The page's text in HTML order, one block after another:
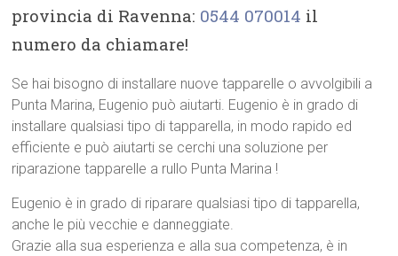
provincia di Ravenna: 0544 070014 il
numero da chiamare!
Se hai bisogno di installare nuove tapparelle o avvolgibili a
Punta Marina, Eugenio può aiutarti. Eugenio è in grado di
installare qualsiasi tipo di tapparella, in modo rapido ed
efficiente e può aiutarti se cerchi una soluzione per
riparazione tapparelle a rullo Punta Marina !
Eugenio è in grado di riparare qualsiasi tipo di tapparella,
anche le più vecchie e danneggiate.
Grazie alla sua esperienza e alla sua competenza, è in